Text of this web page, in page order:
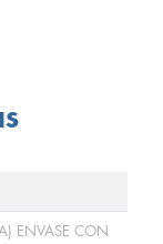
ENVASE CON